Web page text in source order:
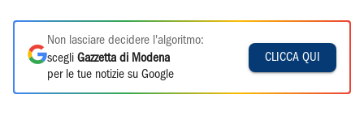
Non lasciare decidere l'algoritmo:
scegli Gazzetta di Modena
per le tue notizie su Google
CLICCA QUI